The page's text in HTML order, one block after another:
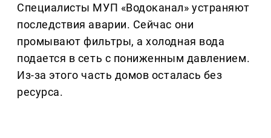
Специалисты МУП «Водоканал» устраняют
последствия аварии. Сейчас они
промывают фильтры, а холодная вода
подается в сеть с пониженным давлением.
Из-за этого часть домов осталась без
ресурса.